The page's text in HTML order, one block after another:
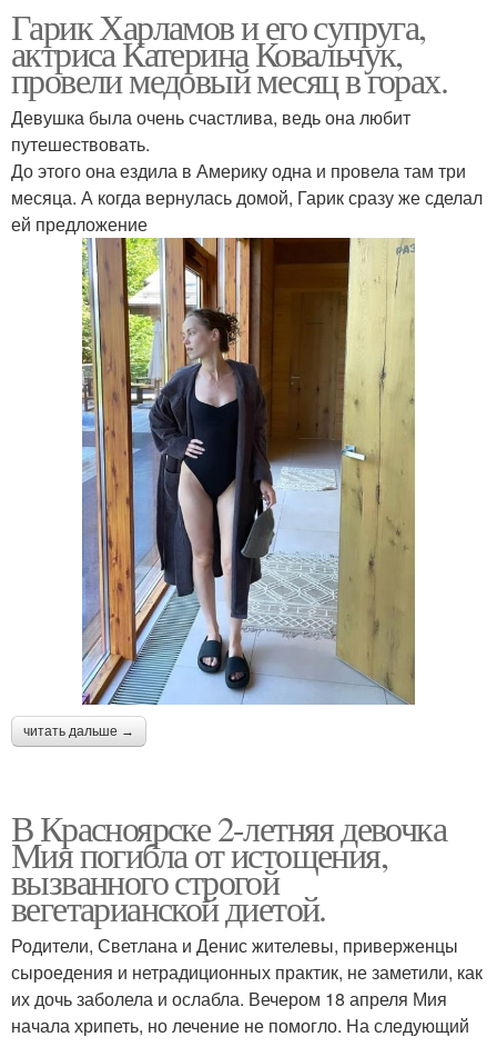
Гарик Харламов и его супруга,
актриса Катерина Ковальчук,
провели медовый месяц в горах.
Девушка была очень счастлива, ведь она любит
путешествовать.
До этого она ездила в Америку одна и провела там три
месяца. А когда вернулась домой, Гарик сразу же сделал
ей предложение
читать дальше →
В Красноярске 2-летняя девочка
Мия погибла от истощения,
вызванного строгой
вегетарианской диетой.
Родители, Светлана и Денис жителевы, приверженцы
сыроедения и нетрадиционных практик, не заметили, как
их дочь заболела и ослабла. Вечером 18 апреля Мия
начала хрипеть, но лечение не помогло. На следующий